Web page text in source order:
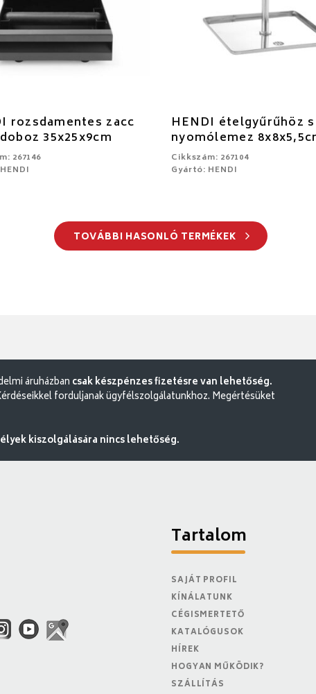
rozsdamentes zacc
35x25x9cm
267146
HENDI ételgyűrűhöz
nyomólemez
Cikkszám: 267104
Gyártó: HENDI
TOVÁBBI HASONLÓ TERMÉKEK
áruházban csak készpénzes fizetésre van lehetőség.
forduljanak ügyfélszolgálatunkhoz. Megértésüket
kiszolgálására nincs lehetőség.
Tartalom
SAJÁT PROFIL
KÍNÁLATUNK
CÉGISMERTETŐ
KATALÓGUSOK
HÍREK
HOGYAN MŰKÖDIK?
SZÁLLÍTÁS